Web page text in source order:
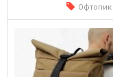
Офтопик